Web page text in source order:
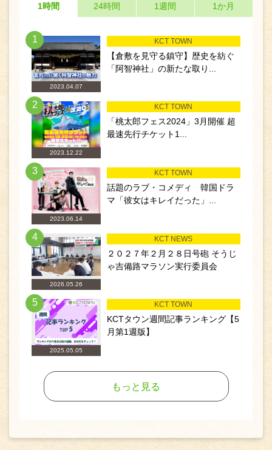
1時間 24時間 1週間 1か月
1
2023.04.07
KCT TOWN
【倉敷を見守る鎮守】歴史を紡ぐ
「阿智神社」の新たな取り...
2
2023.12.22
KCT TOWN
「桃太郎フェス2024」3月開催 超
最速先行チケット1...
3
2023.06.14
KCT TOWN
話題のラブ・コメディ 韓国ドラ
マ「彼女はキレイだった」...
4
2026.05.26
KCT NEWS
２０２７年２月２８日号砲 そうじ
ゃ吉備路マラソン実行委員会
5
2025.05.05
KCT TOWN
KCTタウン週間記事ランキング【5
月第1週版】
もっと見る